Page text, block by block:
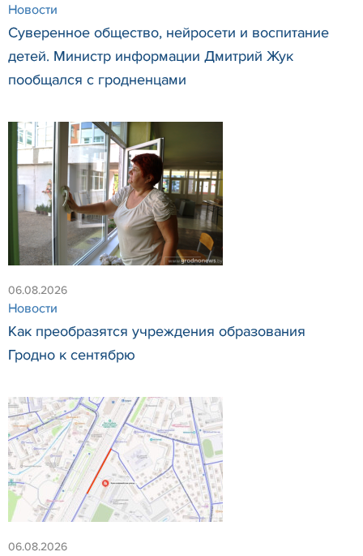
Новости
Суверенное общество, нейросети и воспитание
детей. Министр информации Дмитрий Жук
пообщался с гродненцами
06.08.2026
Новости
Как преобразятся учреждения образования
Гродно к сентябрю
06.08.2026